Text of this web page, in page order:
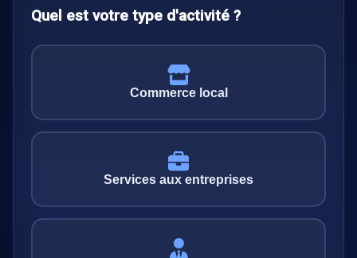
Quel est votre type d'activité ?
Commerce local
Services aux entreprises